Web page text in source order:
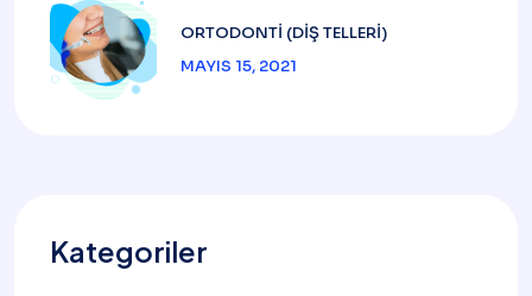
ORTODONTI (DIŞ TELLERI)
MAYIS 15, 2021
Kategoriler